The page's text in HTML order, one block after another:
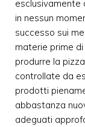
esclusivamente
in nessun
successo sui
materie prime
produrre la
controllate da
prodotti
abbastanza
adeguati